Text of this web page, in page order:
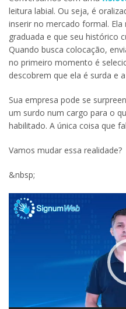
leitura labial. Ou seja, é
inserir no mercado formal.
graduada e que seu histórico
Quando busca colocação,
no primeiro momento é
descobrem que ela é surda e
Sua empresa pode se
um surdo num cargo para o
habilitado. A única coisa que
Vamos mudar essa realidade?
&nbsp;
Tocador
de